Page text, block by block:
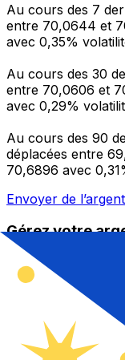
Au cours des 7
entre 70,0644 et
avec 0,35%
Au cours des 30
entre 70,0606 et
avec 0,29%
Au cours des 90
déplacées entre
70,6896 avec
Envoyer de l’argent
Gérez votre
êtes en
L'application Xe
nécessaires pour
et la gestion de
programmez des
l'argent à